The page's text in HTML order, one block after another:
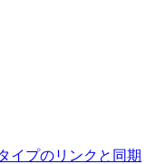
イプのリンクと同期